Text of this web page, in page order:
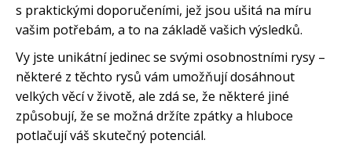
s praktickými doporučeními, jež jsou ušitá na míru
vašim potřebám, a to na základě vašich výsledků.
Vy jste unikátní jedinec se svými osobnostními rysy –
některé z těchto rysů vám umožňují dosáhnout
velkých věcí v životě, ale zdá se, že některé jiné
způsobují, že se možná držíte zpátky a hluboce
potlačují váš skutečný potenciál.